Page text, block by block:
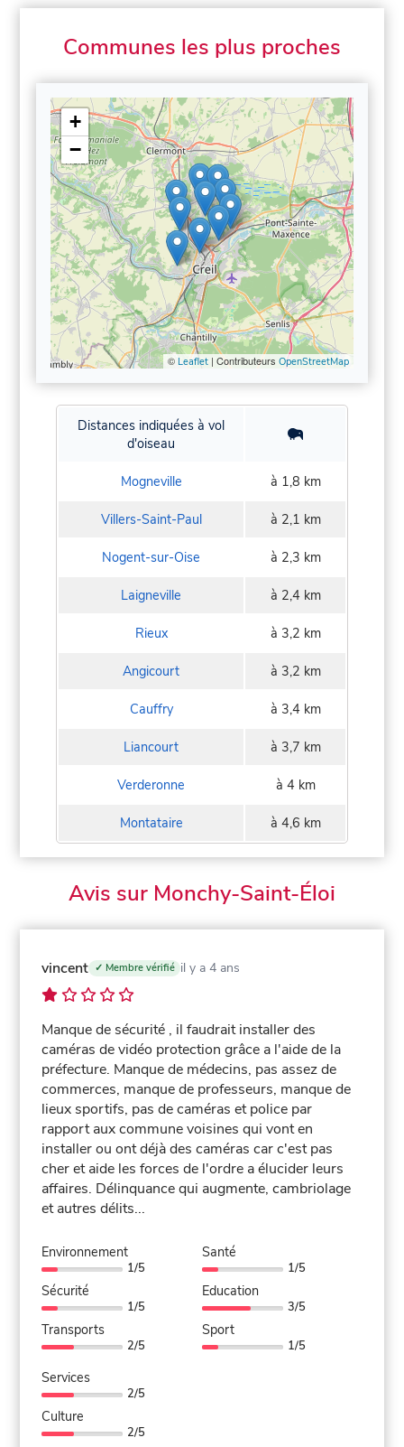
Communes les plus proches
+
−
© Leaflet| Contributeurs OpenStreetMap
Distances indiquées à vol
d'oiseau
Mogneville à 1,8 km
Villers-Saint-Paul à 2,1 km
Nogent-sur-Oise à 2,3 km
Laigneville à 2,4 km
Rieux à 3,2 km
Angicourt à 3,2 km
Cauffry à 3,4 km
Liancourt à 3,7 km
Verderonne à 4 km
Montataire à 4,6 km
Avis sur Monchy-Saint-Éloi
vincent ✓ Membre vérifié il y a 4 ans
Manque de sécurité , il faudrait installer des
caméras de vidéo protection grâce a l'aide de la
préfecture. Manque de médecins, pas assez de
commerces, manque de professeurs, manque de
lieux sportifs, pas de caméras et police par
rapport aux commune voisines qui vont en
installer ou ont déjà des caméras car c'est pas
cher et aide les forces de l'ordre a élucider leurs
affaires. Délinquance qui augmente, cambriolage
et autres délits...
Environnement
1/5
Sécurité
1/5
Transports
2/5
Santé
1/5
Education
3/5
Sport
1/5
Services
2/5
Culture
2/5